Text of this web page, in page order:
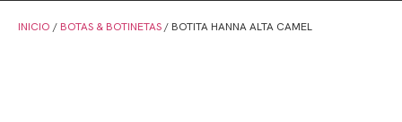
INICIO / BOTAS & BOTINETAS/ BOTITA HANNA ALTA CAMEL